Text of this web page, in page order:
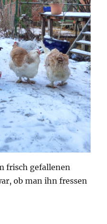
frisch gefallenen
ob man ihn fressen